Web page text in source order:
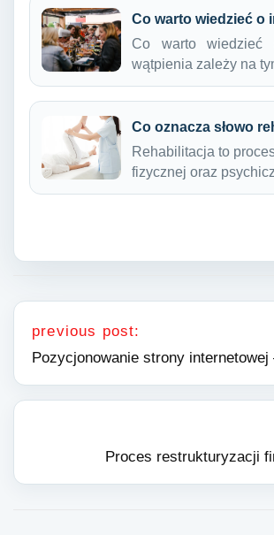
Co warto wiedzieć o
Co warto wiedzieć
wątpienia zależy na
Co oznacza słowo
Rehabilitacja to
fizycznej oraz
Nawigacja wpisu
previous post:
Pozycjonowanie strony
Proces restrukturyzacji